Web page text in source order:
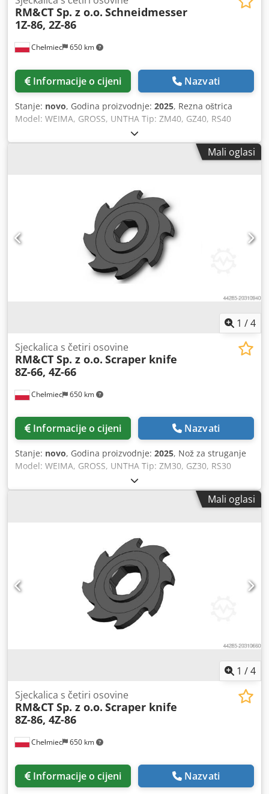
Chełmiec 650 km
RM&CT Sp. z o.o. Schneidmesser
1Z-86, 2Z-86
Informacije o cijeni Nazvati
Stanje: novo, Godina proizvodnje: 2025, Rezna oštrica
Model: WEIMA, GROSS, UNTHA Tip: ZM40, GZ40, RS40
Godina proizvodnje: 2025 Codpfx Ajxn H Stofnoha Novo /
spremno za trenutnu upotrebu 1. 1Z-86 noževi 2. 2Z-86
noževi Proizvođač smo rezervnih noževa i dijelova zaMali oglasi
1 /4
Chełmiec 650 km
Sjeckalica s četiri osovine
RM&CT Sp. z o.o. Scraper knife
8Z-66, 4Z-66
Informacije o cijeni Nazvati
Stanje: novo, Godina proizvodnje: 2025, Nož za struganje
Model: WEIMA, GROSS, UNTHA Tip: ZM30, GZ30, RS30
Csdpfexn I R Rsx Afnjha Godina proizvodnje: 2025 Novo /
odmah spremno za uporabu 1. 8Z-66 nož 2. 4Z-66 nož
Proizvođač smo rezervnih noževa i dijelova za drobilice i
Mali oglasi
1 /4
Chełmiec 650 km
Sjeckalica s četiri osovine
RM&CT Sp. z o.o. Scraper knife
8Z-86, 4Z-86
Informacije o cijeni Nazvati